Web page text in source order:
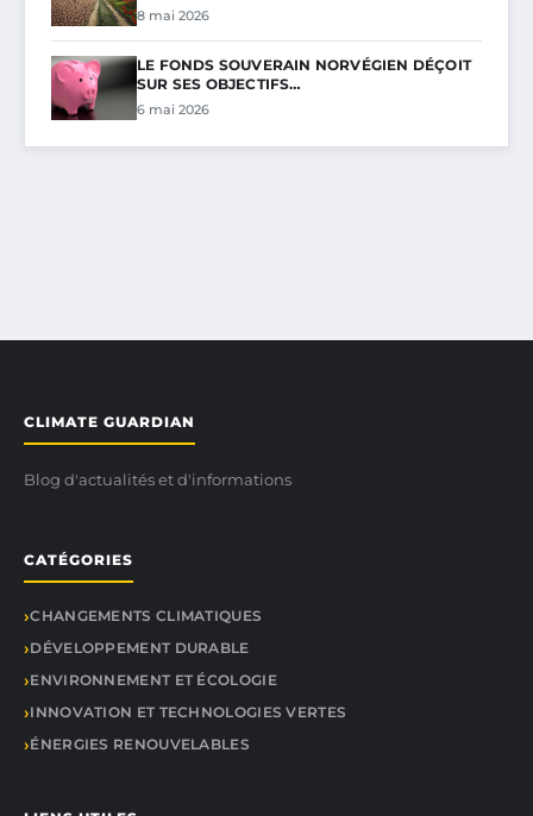
8 mai 2026
LE FONDS SOUVERAIN NORVÉGIEN DÉÇOIT
SUR SES OBJECTIFS…
6 mai 2026
CLIMATE GUARDIAN
Blog d'actualités et d'informations
CATÉGORIES
CHANGEMENTS CLIMATIQUES
DÉVELOPPEMENT DURABLE
ENVIRONNEMENT ET ÉCOLOGIE
INNOVATION ET TECHNOLOGIES VERTES
ÉNERGIES RENOUVELABLES